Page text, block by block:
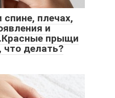
плечах,
и
прыщи
что делать?